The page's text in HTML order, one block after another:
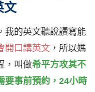
文
我的英文聽說讀寫能
開口講英文 ，所以媽
，叫做希平方攻其不
要事前預約，24小時